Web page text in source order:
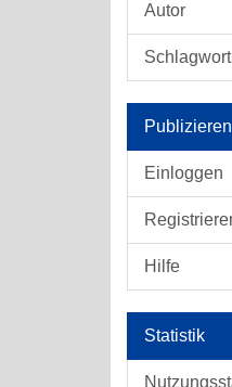
Autor
Schlagwort
Publizieren
Einloggen
Hilfe
Statistik